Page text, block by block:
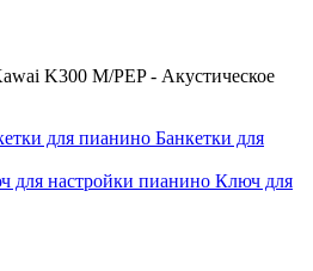
K300 M/PEP - Акустическое
Банкетки для
Ключ для